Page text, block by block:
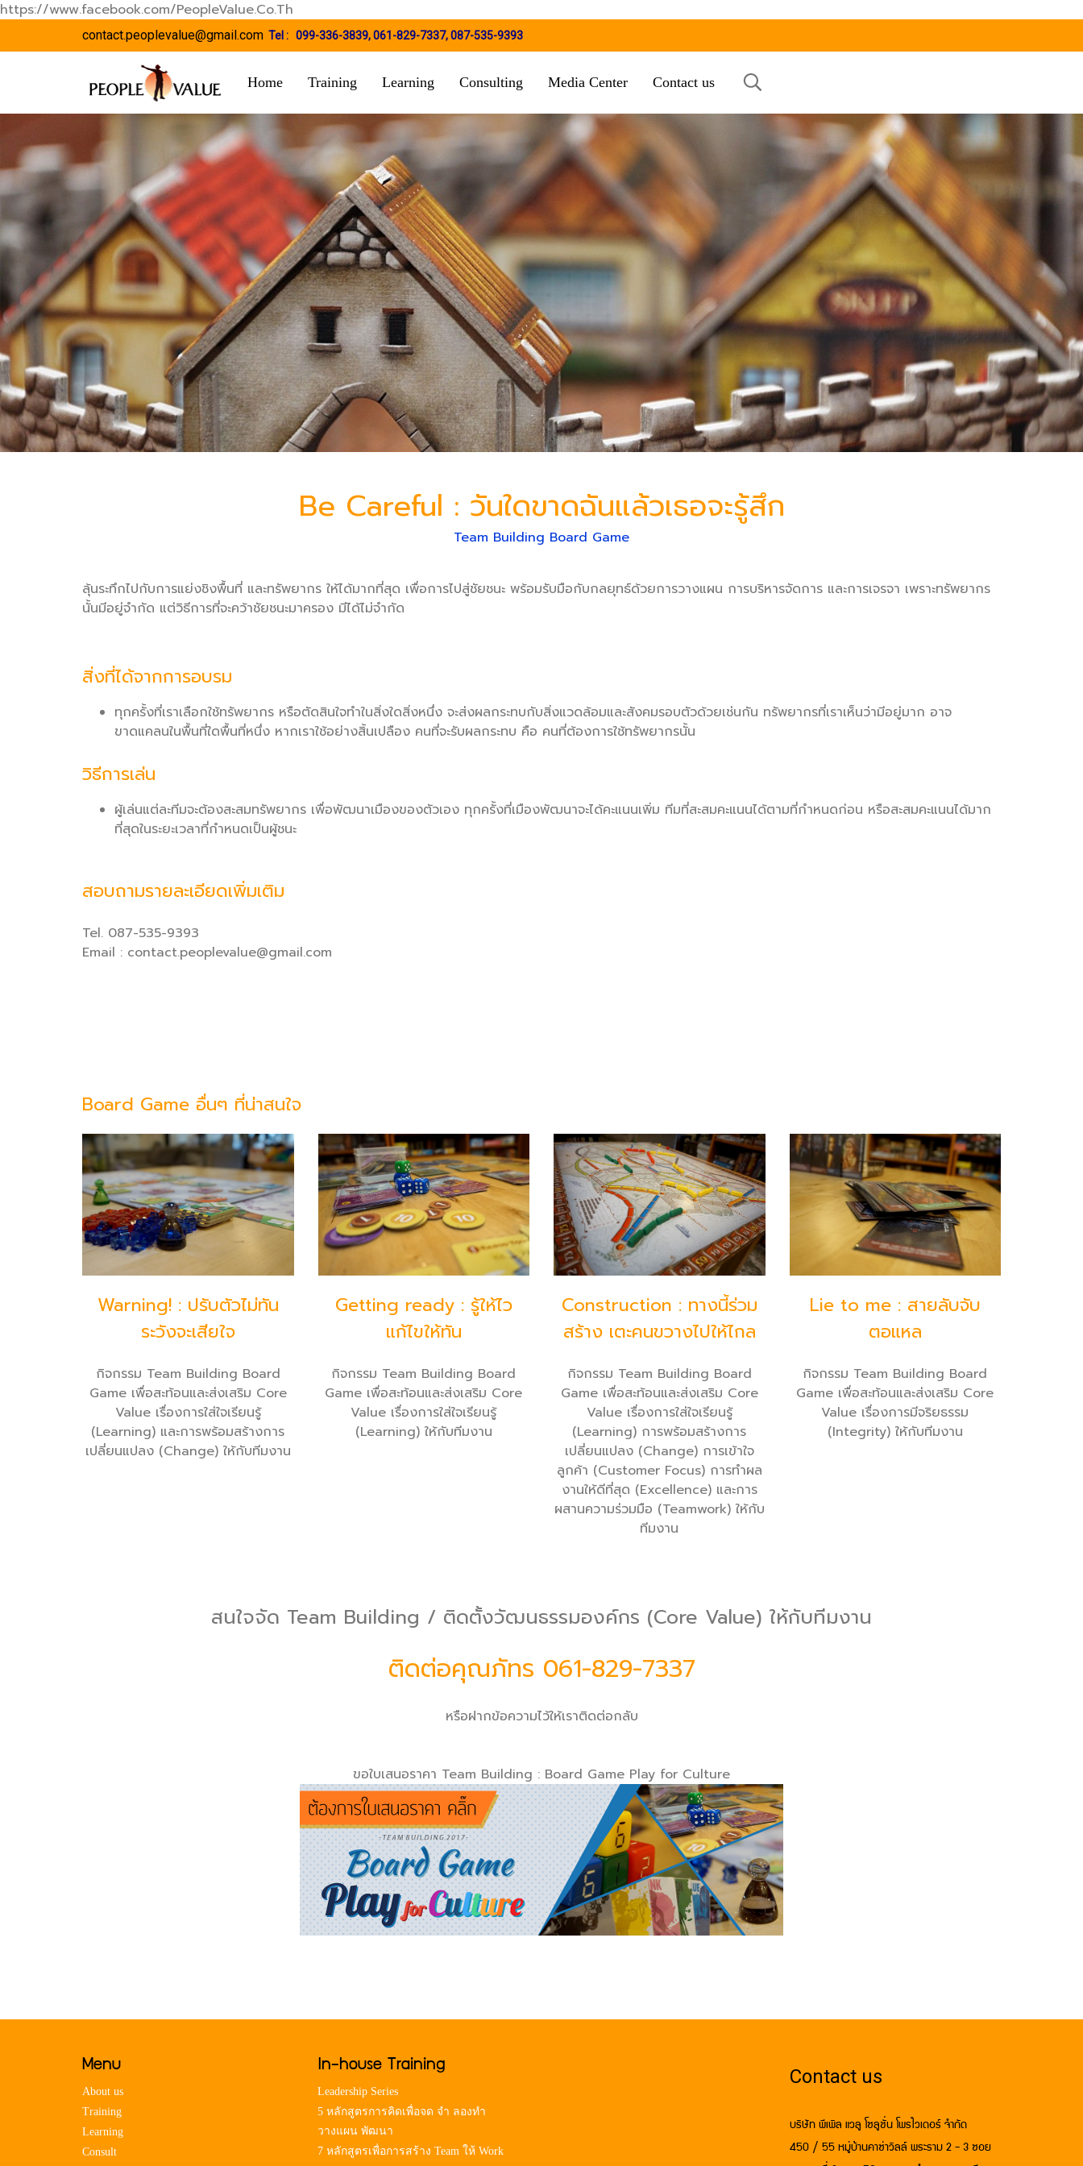
https://www.facebook.com/PeopleValue.Co.Th
contact.peoplevalue@gmail.com Tel : 099-336-3839,061-829-7337,087-535-9393
Home Training Learning Consulting Media Center Contact us
Be Careful : วันใดขาดฉันแล้วเธอจะรู้สึก
Team Building Board Game
ลุ้นระทึกไปกับการแย่งชิงพื้นที่ และทรัพยากร ให้ได้มากที่สุด เพื่อการไปสู่ชัยชนะ พร้อมรับมือกับกลยุทธ์ด้วยการวางแผน การบริหารจัดการ และการเจรจา เพราะทรัพยากร
นั้นมีอยู่จำกัด แต่วิธีการที่จะคว้าชัยชนะมาครอง มีได้ไม่จำกัด
สิ่งที่ได้จากการอบรม
ทุกครั้งที่เราเลือกใช้ทรัพยากร หรือตัดสินใจทำในสิ่งใดสิ่งหนึ่ง จะส่งผลกระทบกับสิ่งแวดล้อมและสังคมรอบตัวด้วยเช่นกัน ทรัพยากรที่เราเห็นว่ามีอยู่มาก อาจ
ขาดแคลนในพื้นที่ใดพื้นที่หนึ่ง หากเราใช้อย่างสิ้นเปลือง คนที่จะรับผลกระทบ คือ คนที่ต้องการใช้ทรัพยากรนั้น
วิธีการเล่น
ผู้เล่นแต่ละทีมจะต้องสะสมทรัพยากร เพื่อพัฒนาเมืองของตัวเอง ทุกครั้งที่เมืองพัฒนาจะได้คะแนนเพิ่ม ทีมที่สะสมคะแนนได้ตามที่กำหนดก่อน หรือสะสมคะแนนได้มาก
ที่สุดในระยะเวลาที่กำหนดเป็นผู้ชนะ
สอบถามรายละเอียดเพิ่มเติม
Tel. 087-535-9393
Email : contact.peoplevalue@gmail.com
Board Game อื่นๆ ที่น่าสนใจ
Warning! : ปรับตัวไม่ทัน
ระวังจะเสียใจ
กิจกรรม Team Building Board
Game เพื่อสะท้อนและส่งเสริม Core
Value เรื่องการใส่ใจเรียนรู้
(Learning) และการพร้อมสร้างการ
เปลี่ยนแปลง (Change) ให้กับทีมงาน
Getting ready : รู้ให้ไว
แก้ไขให้ทัน
กิจกรรม Team Building Board
Game เพื่อสะท้อนและส่งเสริม Core
Value เรื่องการใส่ใจเรียนรู้
(Learning) ให้กับทีมงาน
Construction : ทางนี้ร่วม
สร้าง เตะคนขวางไปให้ไกล
กิจกรรม Team Building Board
Game เพื่อสะท้อนและส่งเสริม Core
Value เรื่องการใส่ใจเรียนรู้
(Learning) การพร้อมสร้างการ
เปลี่ยนแปลง (Change) การเข้าใจ
ลูกค้า (Customer Focus) การทำผล
งานให้ดีที่สุด (Excellence) และการ
ผสานความร่วมมือ (Teamwork) ให้กับ
ทีมงาน
Lie to me : สายลับจับ
ตอแหล
กิจกรรม Team Building Board
Game เพื่อสะท้อนและส่งเสริม Core
Value เรื่องการมีจริยธรรม
(Integrity) ให้กับทีมงาน
สนใจจัด Team Building / ติดตั้งวัฒนธรรมองค์กร (Core Value) ให้กับทีมงาน
ติดต่อคุณภัทร 061-829-7337
หรือฝากข้อความไว้ให้เราติดต่อกลับ
ขอใบเสนอราคา Team Building : Board Game Play for Culture
Menu
About us
Training
Learning
Consult
In-house Training
Leadership Series
5 หลักสูตรการคิดเพื่อจด จำ ลองทำ
วางแผน พัฒนา
7 หลักสูตรเพื่อการสร้าง Team ให้ Work
Contact us
บริษัท พีเพิล แวลู โซลูชั่น โพรไวเดอร์ จำกัด
450 / 55 หมู่บ้านคาซ่าวิลล์ พระราม 2 - 3 ซอย